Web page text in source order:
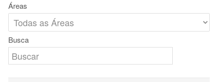
Áreas
Busca